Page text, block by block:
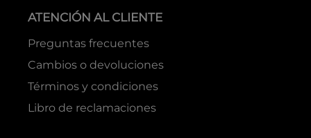
ATENCIÓN AL CLIENTE
Preguntas frecuentes
Cambios o devoluciones
Términos y condiciones
Libro de reclamaciones